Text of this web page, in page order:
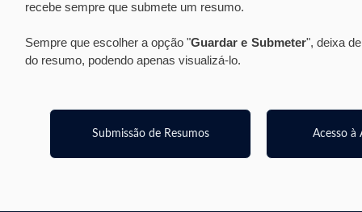
recebe sempre que submete um resumo.
Sempre que escolher a opção "Guardar e Submeter", deixa
do resumo, podendo apenas visualizá-lo.
Submissão de Resumos Acesso à